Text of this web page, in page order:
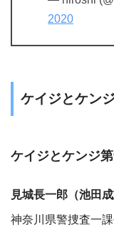
2020
ケイジとケン
ケイジとケンジ
見城長一郎（池田成
神奈川県警捜査一